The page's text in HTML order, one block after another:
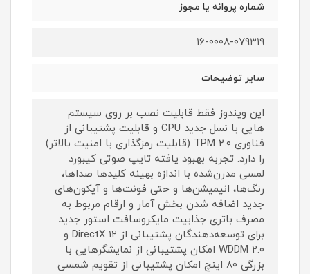
شماره پروانه یا مجوز
۱۶-۰۰۰۸-۰۷۹۳۱۹
سایر توضیحات
این ویندوز فقط قابلیت نصب بر روی سیستم
هایی با نسل جدید CPU و قابلیت پشتیبانی از
فناوری TPM ۲.۰ (قابلیت رمزگذاری با امنیت بالاتر)
را دارد. تجربه بهبود یافته تایپ صوتی کیبورد
لمسی مدرن‌شده با اندازه بهینه کلیدها صداها،
رنگ‌ها، انیمیشن‌ها و حتی فونت‌ها و آیکون‌های
جدید اضافه شدن بخش آمار و ارقام مربوط به
مصرف باتری جذابیت مایکروسافت استور جدید
برای توسعه‌دهندگان پشتیبانی از DirectX ۱۲ و
WDDM ۲.۰ امکان پشتیبانی از نمایشگرهایی با
بزرگی ۸۰ اینچ امکان پشتیبانی از تقویم شمسی